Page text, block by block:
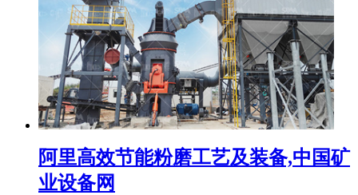
阿里高效节能粉磨工艺及装备,中国矿
业设备网